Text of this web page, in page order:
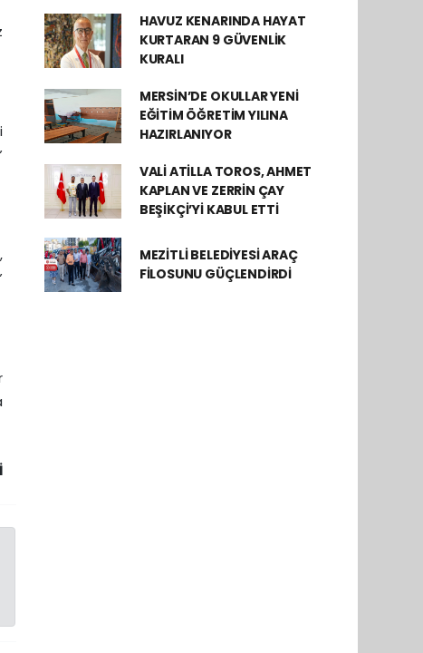
HAVUZ KENARINDA HAYAT
KURTARAN 9 GÜVENLİK
KURALI
MERSİN’DE OKULLAR YENİ
EĞİTİM ÖĞRETİM YILINA
HAZIRLANIYOR
VALİ ATİLLA TOROS, AHMET
KAPLAN VE ZERRİN ÇAY
BEŞİKÇİ’Yİ KABUL ETTİ
MEZİTLİ BELEDİYESİ ARAÇ
FİLOSUNU GÜÇLENDİRDİ